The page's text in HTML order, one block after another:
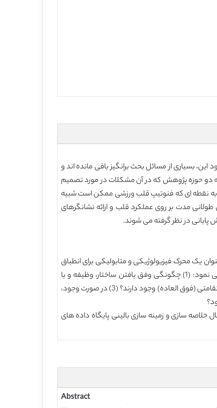
بسیاری از مسائل بحث برانگیز باقی مانده اند و
دو حوزه پژوهش که در آن مشکلات در مورد تصمیم
و فعالیت الکتریکی به نقطه ای که فنوتیپ قلب ورزشی ممکن است شبیه
که ناحیه خاکستری نامیده می شود) و (2) تاثیر حملات حاد ورزش طولانی مدت بر روی عملکرد قلب و ارائه نشانگرهای
در نظر گرفته می شوند.
یک محرک فیزیولوژیکی و متابولیکی برای انطباق
در عضله قلبی عمل می کند, بر می انگیزد. ارتباط بالینی تغییرات قلبی با ورزش استقامتی را می توان در سه حوزه گسترده بررسی نمود: (1) چگونگی وفق یافتن ساختار، وظیفه و یا
فعالیت الکتریکی قلب برای تمرین استقامتی؟ (2) آیا عواقبی برای عملکرد قلب و انسجام قلبی ناشی از انجام حملات حاد ورزش استقامتی (فوق العاده) وجود دارند؟ (3) در صورت وجود،
اخیر و شهودی و همچنین بازنگری ها منعکس می شوند. 3-5 بررسی زیر به دنبال خلاصه سازی و زمینه سازی بالینی پایگاه داده های
Abstract